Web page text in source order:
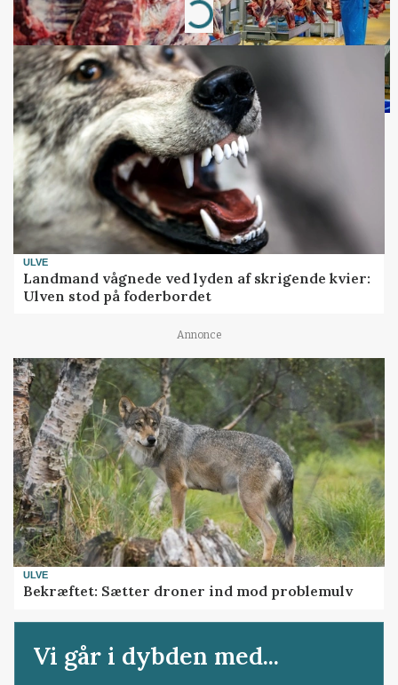
Loading...
ULVE
Landmand vågnede ved lyden af skrigende kvier:
Ulven stod på foderbordet
Annonce
ULVE
Bekræftet: Sætter droner ind mod problemulv
Vi går i dybden med...